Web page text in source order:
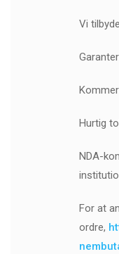
Vi
Hurtig
NDA-
For at
ordre,